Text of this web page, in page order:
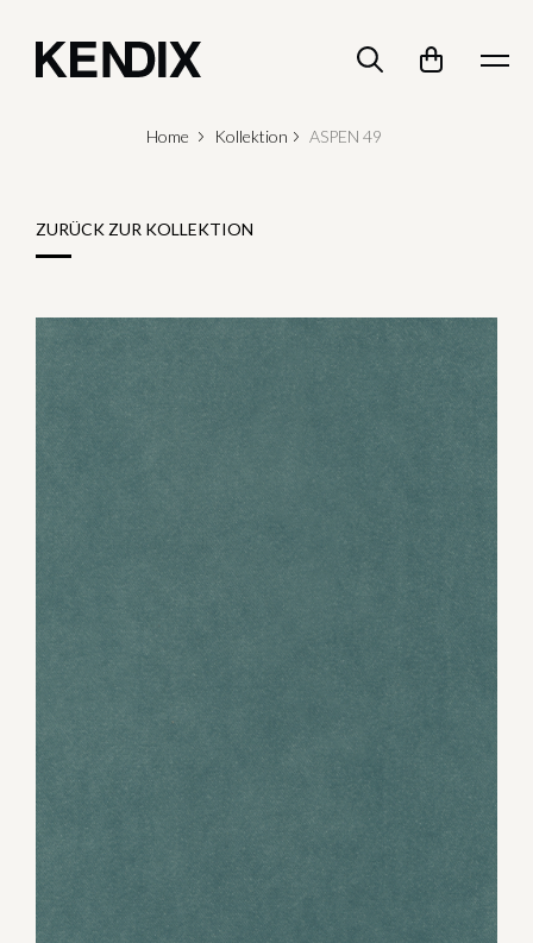
Home Kollektion ASPEN 49
ZURÜCK ZUR KOLLEKTION